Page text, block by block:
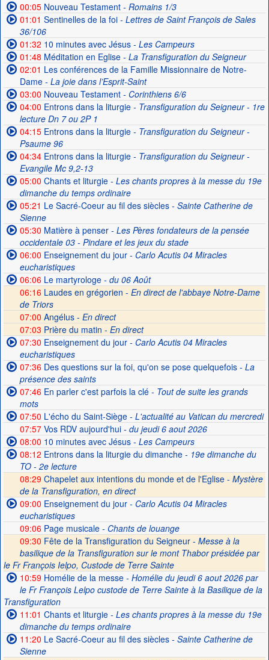
00:05Nouveau Testament- Romains 1/3
01:01 Sentinelles de la foi- Lettres de Saint François de Sales
36/106
01:32 10 minutes avec Jésus- Les Campeurs
01:48 Méditation en Eglise- La Transfiguration du Seigneur
02:01 Les conférences de la Famille Missionnaire de Notre-
Dame- La joie dans l’Esprit-Saint
03:00 Nouveau Testament- Corinthiens 6/6
04:00 Entrons dans la liturgie- Transfiguration du Seigneur - 1re
lecture Dn 7 ou 2P 1
04:15Entrons dans la liturgie- Transfiguration du Seigneur -
Psaume 96
04:34Entrons dans la liturgie- Transfiguration du Seigneur -
Evangile Mc 9,2-13
05:00 Chants et liturgie- Les chants propres à la messe du 19e
dimanche du temps ordinaire
05:21 Le Sacré-Coeur au fil des siècles- Sainte Catherine de
Sienne
05:30 Matière à penser- Les Pères fondateurs de la pensée
occidentale 03 - Pindare et les jeux du stade
06:00 Enseignement du jour- Carlo Acutis 04 Miracles
eucharistiques
06:06Le martyrologe- du 06 Août
06:16 Laudes en grégorien - En direct de l'abbaye Notre-Dame
de Triors
07:00 Angélus - En direct
07:03 Prière du matin - En direct
07:30 Enseignement du jour- Carlo Acutis 04 Miracles
eucharistiques
07:36Des questions sur la foi, qu'on se pose quelquefois- La
présence des saints
07:46En parler c'est parfois la clé- Tout de suite les grands
mots
07:50 L'écho du Saint-Siège- L'actualité au Vatican du mercredi
07:57Vos RDV aujourd'hui- du jeudi 6 aout 2026
08:00 10 minutes avec Jésus- Les Campeurs
08:12 Entrons dans la liturgie du dimanche- 19e dimanche du
TO - 2e lecture
08:29 Chapelet aux intentions du monde et de l'Eglise - Mystère
de la Transfiguration, en direct
09:00 Enseignement du jour- Carlo Acutis 04 Miracles
eucharistiques
09:06Page musicale- Chants de louange
09:30 Fête de la Transfiguration du Seigneur - Messe à la
basilique de la Transfiguration sur le mont Thabor présidée par
le Fr François Ielpo, Custode de Terre Sainte
10:59Homélie de la messe- Homélie du jeudi 6 aout 2026 par
le Fr François Lelpo custode de Terre Sainte à la Basilique de la
Transfiguration
11:01 Chants et liturgie- Les chants propres à la messe du 19e
dimanche du temps ordinaire
11:20 Le Sacré-Coeur au fil des siècles- Sainte Catherine de
Sienne